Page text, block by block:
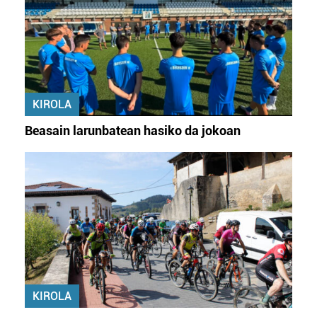
KIROLA
Beasain larunbatean hasiko da jokoan
KIROLA